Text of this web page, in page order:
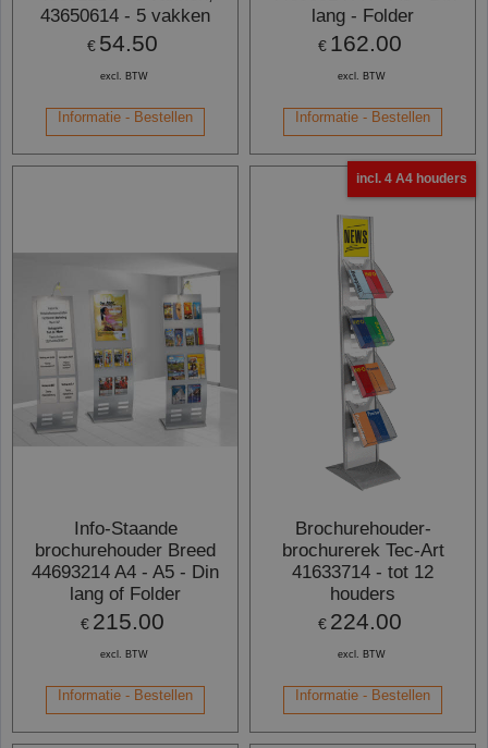
43650614 - 5 vakken
€ 54.50
excl. BTW
Informatie - Bestellen
lang - Folder
€ 162.00
excl. BTW
Informatie - Bestellen
Info-Staande
brochurehouder Breed
44693214 A4 - A5 - Din
lang of Folder
€ 215.00
excl. BTW
Informatie - Bestellen
incl. 4 A4 houders
Brochurehouder-
brochurerek Tec-Art
41633714 - tot 12
houders
€ 224.00
excl. BTW
Informatie - Bestellen